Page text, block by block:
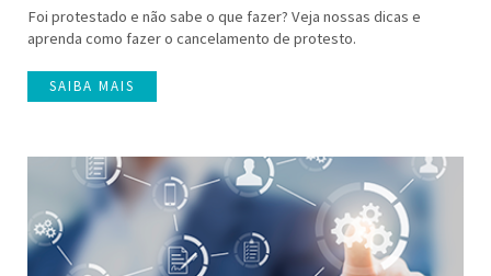
Foi protestado e não sabe o que fazer? Veja nossas dicas e
aprenda como fazer o cancelamento de protesto.
SAIBA MAIS